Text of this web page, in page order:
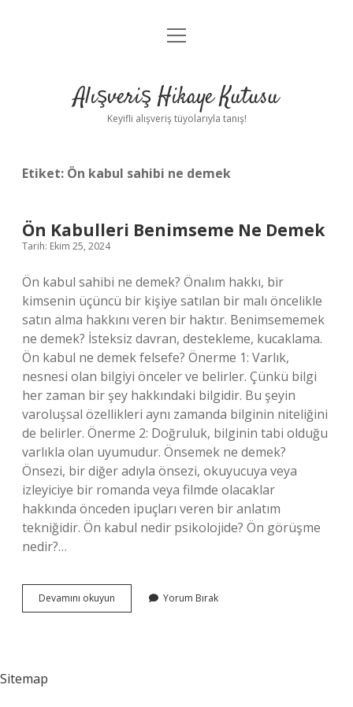
Anasayfa
Yasal Uyarı
menüyü
Alışveriş Hikaye Kutusu
Keyifli alışveriş tüyolarıyla tanış!
Etiket: Ön kabul sahibi ne demek
Ön Kabulleri Benimseme Ne Demek
Tarih: Ekim 25, 2024
Ön kabul sahibi ne demek? Önalım hakkı, bir
kimsenin üçüncü bir kişiye satılan bir malı öncelikle
satın alma hakkını veren bir haktır. Benimsememek
ne demek? İsteksiz davran, destekleme, kucaklama.
Ön kabul ne demek felsefe? Önerme 1: Varlık,
nesnesi olan bilgiyi önceler ve belirler. Çünkü bilgi
her zaman bir şey hakkındaki bilgidir. Bu şeyin
varoluşsal özellikleri aynı zamanda bilginin niteliğini
de belirler. Önerme 2: Doğruluk, bilginin tabi olduğu
varlıkla olan uyumudur. Önsemek ne demek?
Önsezi, bir diğer adıyla önsezi, okuyucuya veya
izleyiciye bir romanda veya filmde olacaklar
hakkında önceden ipuçları veren bir anlatım
tekniğidir. Ön kabul nedir psikolojide? Ön görüşme
nedir?…
Devamını okuyun
Kabulleri
Yorum Bırak
Sitemap